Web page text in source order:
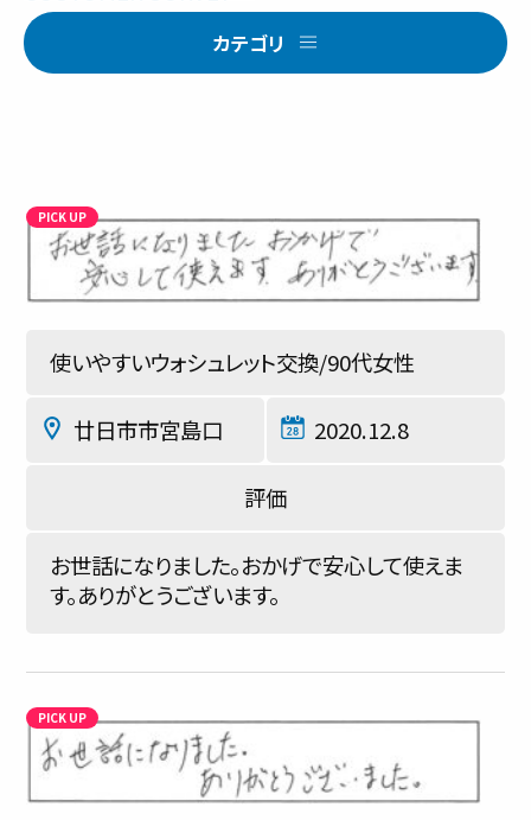
サービス内容と料金事例
料金一覧
ご利用の流れ
会社紹介
カテゴリ
使いやすいウォシュレット交換/90代女性
廿日市市宮島口 2020.12.8
お世話になりました。おかげで安心して使えま
す。ありがとうございます。